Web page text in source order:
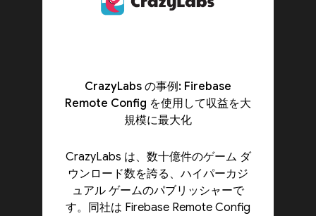
CrazyLabs の事例: Firebase
Remote Config を使用して収益を大
規模に最大化
CrazyLabs は、数十億件のゲーム ダ
ウンロード数を誇る、ハイパーカジ
ュアル ゲームのパブリッシャーで
す。同社は Firebase Remote Config